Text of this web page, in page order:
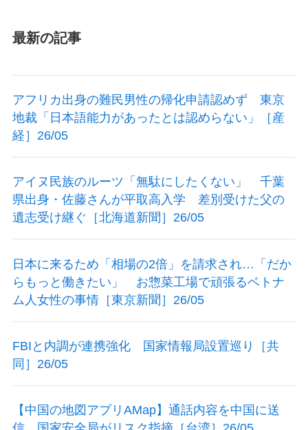
最新の記事
アフリカ出身の難民男性の帰化申請認めず 東京
地裁「日本語能力があったとは認めらない」［産
経］26/05
アイヌ民族のルーツ「無駄にしたくない」 千葉
県出身・佐藤さんが平取高入学 差別受けた父の
遺志受け継ぐ［北海道新聞］26/05
日本に来るため「相場の2倍」を請求され…「だか
らもっと働きたい」 お惣菜工場で頑張るベトナ
ム人女性の事情［東京新聞］26/05
FBIと内調が連携強化 国家情報局設置巡り［共
同］26/05
【中国の地図アプリAMap】通話内容を中国に送